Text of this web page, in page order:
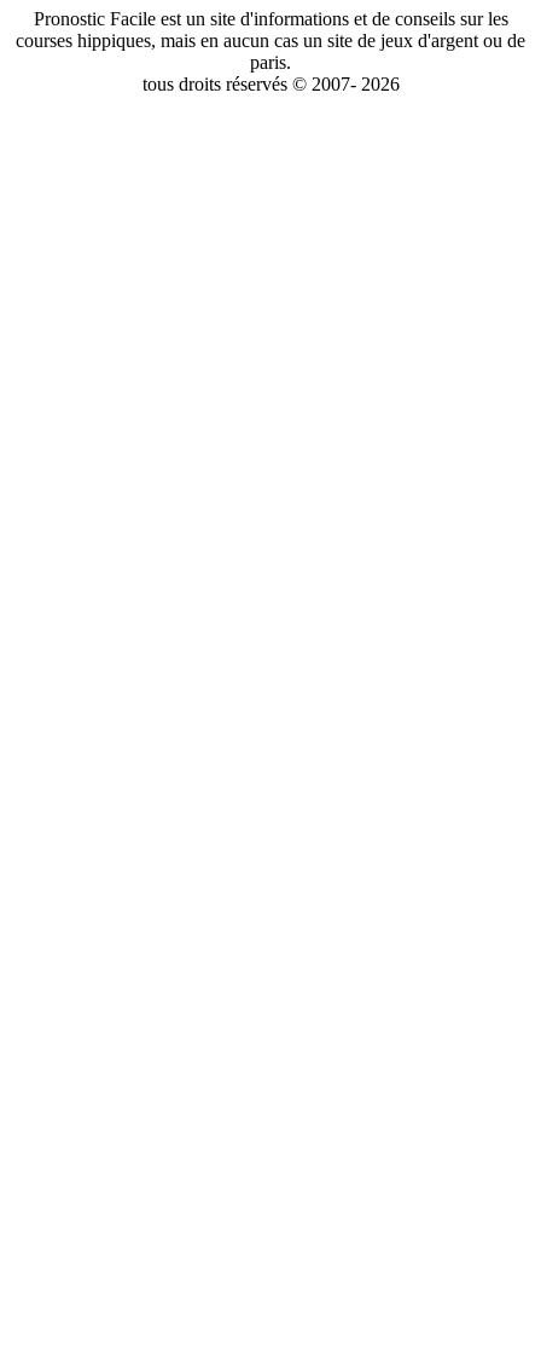
Pronostic Facile est un site d'informations et de conseils sur les
courses hippiques, mais en aucun cas un site de jeux d'argent ou de
paris.
tous droits réservés © 2007- 2026